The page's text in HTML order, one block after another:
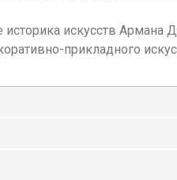
искусств
прикладного